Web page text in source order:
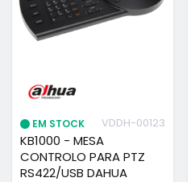
EM STOCK VDDH-00123
KB1000 - MESA
CONTROLO PARA PTZ
RS422/USB DAHUA